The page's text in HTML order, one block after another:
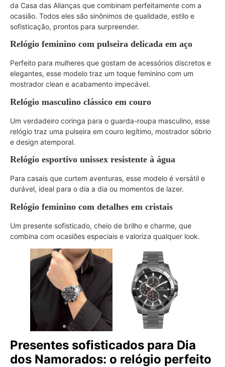
da Casa das Alianças que combinam perfeitamente com a
ocasião. Todos eles são sinônimos de qualidade, estilo e
sofisticação, prontos para surpreender.
Relógio feminino com pulseira delicada em aço
Perfeito para mulheres que gostam de acessórios discretos e
elegantes, esse modelo traz um toque feminino com um
mostrador clean e acabamento impecável.
Relógio masculino clássico em couro
Um verdadeiro coringa para o guarda-roupa masculino, esse
relógio traz uma pulseira em couro legítimo, mostrador sóbrio
e design atemporal.
Relógio esportivo unissex resistente à água
Para casais que curtem aventuras, esse modelo é versátil e
durável, ideal para o dia a dia ou momentos de lazer.
Relógio feminino com detalhes em cristais
Um presente sofisticado, cheio de brilho e charme, que
combina com ocasiões especiais e valoriza qualquer look.
Presentes sofisticados para Dia
dos Namorados: o relógio perfeito